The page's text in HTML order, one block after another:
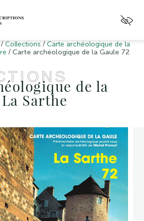
/ Collections / Carte archéologique de la
/Carte archéologique de la Gaule 72
de la
Sarthe